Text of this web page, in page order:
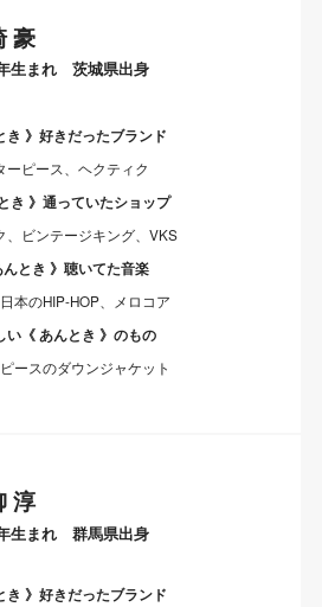
豪
生まれ 茨城県出身
き 》好きだったブランド
ーピース、ヘクティク
き 》通っていたショップ
、ビンテージキング、VKS
んとき 》聴いてた音楽
本のHIP-HOP、メロコア
い《 あんとき 》のもの
ースのダウンジャケット
淳
生まれ 群馬県出身
き 》好きだったブランド